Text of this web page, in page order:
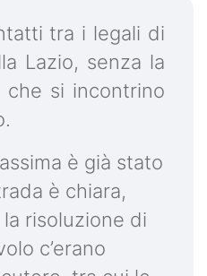
tra i legali di
Lazio, senza la
che si incontrino
è già stato
è chiara,
risoluzione di
c’erano